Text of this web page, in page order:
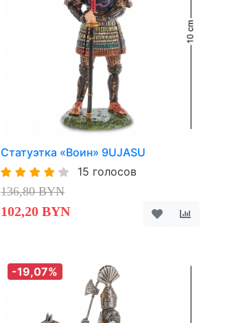
Статуэтка «Воин» 9UJASU
15 голосов
136,80 BYN
102,20 BYN
-19,07%